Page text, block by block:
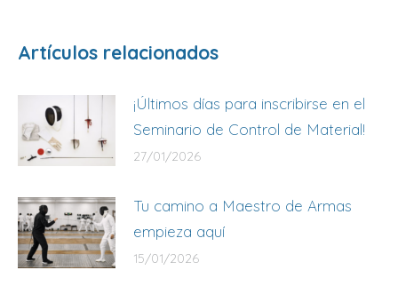
Artículos relacionados
¡Últimos días para inscribirse en el
Seminario de Control de Material!
27/01/2026
Tu camino a Maestro de Armas
empieza aquí
15/01/2026